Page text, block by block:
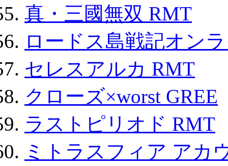
真・三國無双 RMT
ロードス島戦記オン
セレスアルカ RMT
クローズ×worst GREE
ラストピリオド RMT
ミトラスフィア アカ